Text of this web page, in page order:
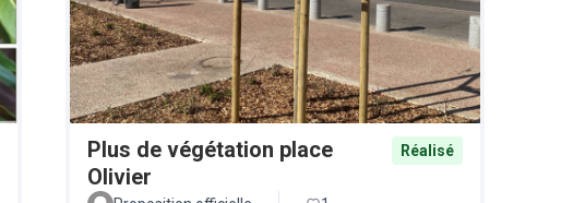
Plus de végétation place
Olivier
Réalisé